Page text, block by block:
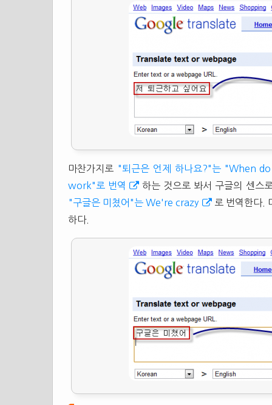
마찬가지로
"퇴근은 언제 하나요?"는 "When
work"로 번역
하는 것으로 봐서 구글의 센스
"구글은 미쳤어"는 We're crazy
로 번역한다.
하다.